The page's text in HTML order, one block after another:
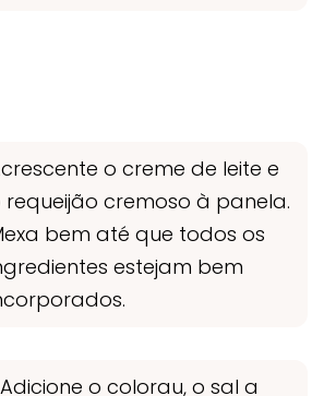
o creme de leite e
requeijão cremoso à panela.
bem até que todos os
estejam bem
Adicione o colorau, o sal a